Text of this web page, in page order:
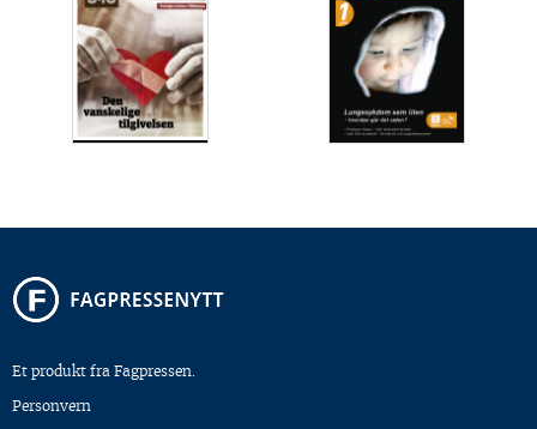
Et produkt fra Fagpressen.
Personvern